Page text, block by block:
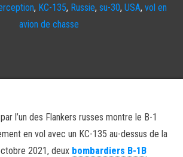
, KC-135, Russie, su-30, USA, vol en
avion de chasse
l’un des Flankers russes montre le B-1
en vol avec un KC-135 au-dessus de la
2021, deux bombardiers B-1B